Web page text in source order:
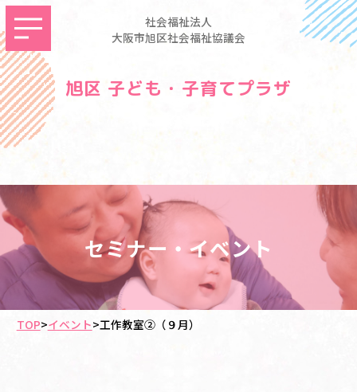
社会福祉法人
大阪市旭区社会福祉協議会
旭区 子ども・子育てプラザ
セミナー・イベント
TOP>イベント>工作教室②（９月）